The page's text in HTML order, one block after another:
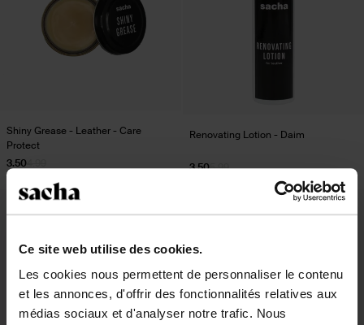
Ce site web utilise des cookies.
Les cookies nous permettent de personnaliser le contenu
et les annonces, d'offrir des fonctionnalités relatives aux
médias sociaux et d'analyser notre trafic. Nous
Shiny Grease - Leather - Care
Protect
3.50
Renovating Lotion - Daim
5.99
3.50
- 42%